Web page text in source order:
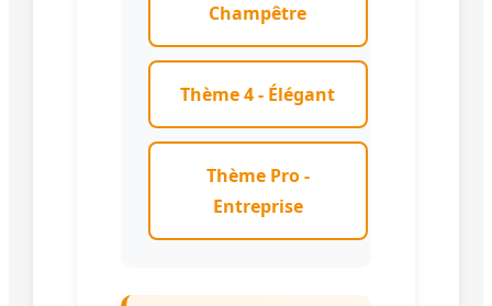
Champêtre
Thème 4 - Élégant
Thème Pro -
Entreprise